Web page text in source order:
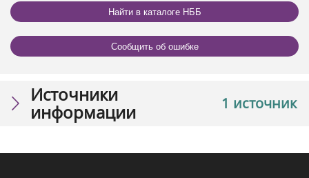
Найти в каталоге НББ
Сообщить об ошибке
1 источник
Источники
информации